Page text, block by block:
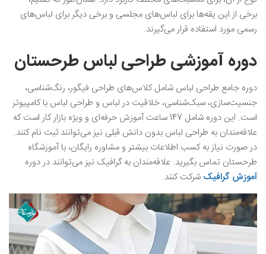
برخی از این یقه‌ها برای لباس‌های مجلسی و برخی دیگر برای لباس‌های
رسمی مورد استفاده قرار می‌گیرند.
دوره آموزشی طراحی لباس طرحستان
دوره جامع طراحی لباس شامل کلاس‌های طراحی فیگور، رنگ‌شناسی،
جنسیت‌سازی، سبک‌شناسی، خلاقیت در لباس و طراحی لباس با کامپیوتر
است. این دوره شامل 147 ساعت آموزش حرفه‌ای و ویژه بازار کار است که
علاقه‌مندان به طراحی لباس بدون دانش قبلی نیز می‌توانند ثبت نام کنند.
در صورت نیاز به کسب اطلاعات بیشتر و مشاوره رایگان، با آموزشگاه
طرحستان تماس بگیرید. علاقه‌مندان به گرافیک نیز می‌توانند در دوره
آموزش گرافیک شرکت کنند.